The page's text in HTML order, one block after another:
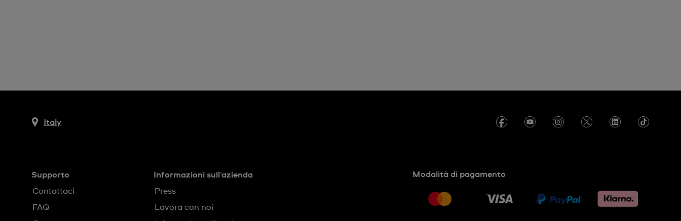
Italy
Supporto
Contattaci
FAQ
Informazioni sull'azienda
Press
Lavora con noi
Modalità di pagamento